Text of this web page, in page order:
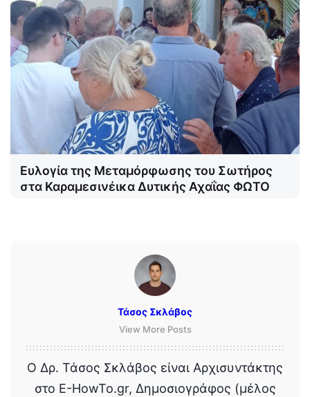
Ευλογία της Μεταμόρφωσης του Σωτήρος
στα Καραμεσινέικα Δυτικής Αχαΐας ΦΩΤΟ
Τάσος Σκλάβος
View More Posts
Ο Δρ. Τάσος Σκλάβος είναι Αρχισυντάκτης
στο E-HowTo.gr, Δημοσιογράφος (μέλος